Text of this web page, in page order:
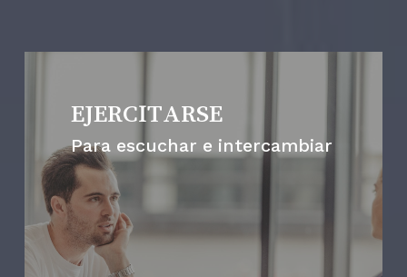
EJERCITARSE
Para escuchar e intercambiar